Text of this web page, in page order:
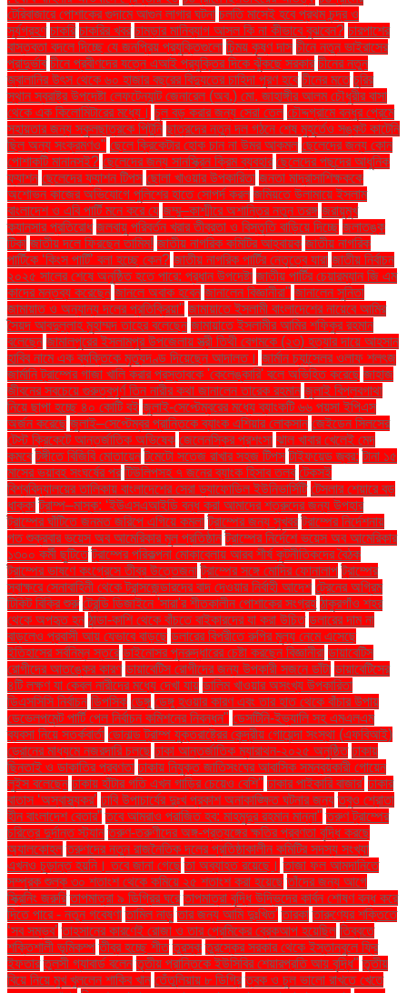
টেরিবাজারে পোশাকের গুদামে আগুন লাগার ঘটনা চলতি মাসেই হবে প্রথম চন্দ্র ও
সূর্যগ্রহণ চাকরি চাকরির খবর চামড়ার মানিব্যাগ আসল কি না কীভাবে বুঝবেন? চারপাশের
বাস্তবতা বদলে দিচ্ছে যে জনপ্রিয় প্রযুক্তিগুলো চিন্ময় কৃষ্ণ দাস চীনে নতুন ভাইরাসের
প্রাদুর্ভাব চীনে প্রবীণদের যত্নে এআই প্রযুক্তির দিকে ঝুঁকছে সরকার চীনের নতুন
জ্বালানির উৎস থেকে ৬০ হাজার বছরের বিদ্যুতের চাহিদা পূরণ হবে চীনের মতে চুরির
স্থান স্বরাষ্ট্র উপদেষ্টা লেফটেন্যান্ট জেনারেল (অব.) মো. জাহাঙ্গীর আলম চৌধুরীর বাসা
থেকে এক কিলোমিটারের মধ্যে। চুল বড় করার জন্য সেরা তেল চৌদ্দগ্রামে বন্ধুর প্রেমে
সহায়তার জন্য স্কুলছাত্রকে পিটুনি ছাত্রদের নতুন দল গঠনে শেষ মুহূর্তেও সঙ্কট কাটেনি
ছিল অন্য সংক্রমণও" ছেলে ক্রিকেটার হোক চান না উমর আকমল ছেলেদের জন্য কোন
পোশাকটি মানানসই? ছেলেদের জন্য সানস্ক্রিন ক্রিম ব্যবহার ছেলেদের পছন্দের আধুনিক
ফ্যাশন ছেলেদের ফ্যাশন টিপস ছোলা খাওয়ার উপকারিতা জনতা মাদ্রাসাশিক্ষককে
অশোভন কাজের অভিযোগে পুলিশের হাতে সোপর্দ করল জমিয়তে উলামায়ে ইসলাম
বাংলাদেশ ও এবি পার্টি মনে করে যে জম্মু–কাশ্মীরে অশান্তির নতুন তরঙ্গ জরায়ুমুখ
ক্যানসার প্রতিরোধ জলবায়ু পরিবর্তন খরার তীব্রতা ও বিস্তৃতি বাড়িয়ে দিচ্ছে জলাতঙ্ক
টিকা জাতীয় দলে ফিরছেন তামিম! জাতীয় নাগরিক কমিটির আহ্বায়ক জাতীয় নাগরিক
পার্টিকে ‘কিংস পার্টি’ বলা হচ্ছে কেন? জাতীয় নাগরিক পার্টির নেতৃত্বে যারা জাতীয় নির্বাচন
২০২৫ সালের শেষে অনুষ্ঠিত হতে পারে: প্রধান উপদেষ্টা জাতীয় পার্টির চেয়ারম্যান জি এম
কাদের মন্তব্য করেছেন জানলে অবাক হবেন জানালেন বিজ্ঞানীরা" জানালেন সুনিতা
জামায়াত ও অন্যান্য দলের প্রতিক্রিয়া'' জামায়াতে ইসলামী বাংলাদেশের নায়েবে আমির
সৈয়দ আবদুল্লাহ মুহাম্মদ তাহের বলেছেন জামায়াতে ইসলামীর আমির শফিকুর রহমান
বলেছেন জামালপুরের ইসলামপুর উপজেলায় স্ত্রী তিথী বেগমকে (২৩) হত্যার দায়ে আহসান
হাবিব নামে এক ব্যক্তিকে মৃত্যুদণ্ড দিয়েছেন আদালত। জার্মান চ্যান্সেলর ওলাফ শলৎজ
জার্মানি ট্রাম্পের গাজা খালি করার প্রস্তাবকে 'কেলেঙ্কারি' বলে অভিহিত করেছে জাহাজ
জীবনের সবচেয়ে গুরুত্বপূর্ণ তিন নারীর কথা জানালেন তারেক রহমান জুলাই বিপ্লবগাথা
নিয়ে ছাপা হচ্ছে ৪০ কোটি বই জুলাই-সেপ্টেম্বরের মধ্যে ব্যাংকটি ৬৬ পয়সা ইপিএস
অর্জন করেছে জুলাই–সেপ্টেম্বর প্রান্তিকে ব্যাংক এশিয়ার লোকসান জেইডেন সিলসের
টেস্ট ক্রিকেটে আন্তর্জাতিক অভিষেক জেলেনস্কির প্রশংসা ঝাল খাবার খেলেই মেদ
কমবে টঙ্গীতে বিজিবি মোতায়েন টমেটো সতেজ রাখার সহজ টিপস টাইফয়েড জ্বর: টানা ১৫
মাসের ভয়াবহ সংঘর্ষের পর টিউলিপসহ ৭ জনের ব্যাংক হিসাব তলব টেকসই
বিশ্ববিদ্যালয়ের তালিকায় বাংলাদেশের সেরা ড্যাফোডিল ইউনিভার্সিটি টেসলার শেয়ারে বড়
ধাক্কা ট্রাম্প–মাস্ক: ‘ইউএসএআইডি বন্ধ করা আমাদের শত্রুদের জন্য উপহার
ট্রাম্পের ঘাঁটিতে জনমত জরিপে এগিয়ে কমলা ট্রাম্পের জন্য সুখবর ট্রাম্পের নির্দেশনায়
গত শুক্রবার ভয়েস অব আমেরিকার মূল প্রতিষ্ঠান ট্রাম্পের নির্দেশে ভয়েস অব আমেরিকার
১৩০০ কর্মী ছুটিতে ট্রাম্পের পরিকল্পনা মোকাবেলায় আরব শীর্ষ কূটনীতিকদের বৈঠক
ট্রাম্পের ভাষণে কংগ্রেসে তীব্র উত্তেজনা ট্রাম্পের সঙ্গে মোদির ফোনালাপ ট্রাম্পের
স্বাক্ষরে সেনাবাহিনী থেকে ট্রান্সজেন্ডারদের বাদ দেওয়ার নির্বাহী আদেশ ট্রেনের অগ্রিম
টিকিট বিক্রি শুরু ট্রেন্ডি ডিজাইনে 'সারা'র শীতকালীন পোশাকের সংগ্রহ ঠাকুরগাঁও শহর
থেকে অপহৃত হন ঠান্ডা-কাশি থেকে বাঁচতে বাইকারদের যা করা উচিত ডলারের দাম না
বাড়লেও প্রবাসী আয় যেভাবে বাড়ছে ডলারের বিপরীতে রুপির মূল্য নেমে এসেছে
ইতিহাসের সর্বনিম্ন স্তরে ডাইনোসর পুনরুদ্ধারের চেষ্টা করছেন বিজ্ঞানীরা ডায়াবেটিস
রোগীদের আতঙ্কের কারণ ডায়াবেটিস রোগীদের জন্য উপকারী সজনে ডাঁটা ডায়াবেটিসের
৪টি লক্ষণ যা কেবল নারীদের মধ্যে দেখা যায় ডালিম খাওয়ার অসংখ্য উপকারিতা
ডিএসসিসি নির্বাচন ডিপসিক ডেঙ্গু ডেঙ্গু হওয়ার কারণ এবং তার হাত থেকে বাঁচার উপায়
ডেভেলপমেন্ট পার্টি পেল নির্বাচন কমিশনের নিবন্ধন" ডেসটিনি-ইভ্যালি সহ এমএলএম
ব্যবসা নিয়ে সতর্কবার্তা ডোনাল্ড ট্রাম্প যুক্তরাষ্ট্রের কেন্দ্রীয় গোয়েন্দা সংস্থা (এফবিআই)
ড্রোনের মাধ্যমে নজরদারি চলছে ঢাকা আন্তর্জাতিক ম্যারাথন-২০২৫ অনুষ্ঠিত ঢাকায়
ছিনতাই ও ডাকাতির প্রবণতা ঢাকায় নিযুক্ত জাতিসংঘের আবাসিক সমন্বয়কারী গোয়েন
লুইস বলেছেন ঢাকায় হাঁটার গতি এখন গাড়ির চেয়েও বেশি'' ঢাকার পাইকারি বাজার' ঢাকার
বাতাস ‘অস্বাস্থ্যকর’ ঢাবি উপাচার্যের দুঃখ প্রকাশ অনাকাঙ্ক্ষিত ঘটনার জন্য তবুও শ্রোতা
হীন বাংলাদেশ বেতার” তবে আমরাও পরাজিত হব: মাহমুদুর রহমান মান্না" তরুণ ট্রাম্পের
চরিত্রে দুর্দান্ত স্ট্যান তরুণ-তরুণীদের অঙ্গ-প্রত্যঙ্গের ক্ষতির প্রবণতা বৃদ্ধি করছে
অ্যালকোহল তরুণদের নতুন রাজনৈতিক দলের প্রতিষ্ঠাকালীন কমিটির সদস্য সংখ্যা
এখনও চূড়ান্ত হয়নি। তবে জানা গেছে তা অব্যাহত রয়েছে। তাজা ফল আমদানিতে
সম্পূরক শুল্ক ৩০ শতাংশ থেকে কমিয়ে ২৫ শতাংশ করা হয়েছে তাঁদের জন্য আগে
স্ক্রিনিং জরুরি তাপমাত্রা ৯ ডিগ্রির ঘরে তাপমাত্রা বৃদ্ধি উদ্ভিদের কার্বন শোষণ বন্ধ করে
দিতে পারে - নতুন গবেষণা তামিল নাড়ু তার জন্য আমি দুঃখিত' তারকা তারুণ্যের শক্তিতে
‘সব সম্ভব’ তাহসানের কারণেই রোজা ও তার প্রেমিকের ব্রেকআপ হয়েছিল তিব্বতে
শক্তিশালী ভূমিকম্প তীব্র হচ্ছে শীত তুরস্ক তুরস্কের সরকার থেকে ইস্তানবুলে ফ্রি
ইফতার তুলসী গ্যাবার্ড বলেন তৃতীয় প্রান্তিকে ইউসিবির শেয়ারপ্রতি আয় বৃদ্ধি" তৃতীয়
বিয়ে নিয়ে মুখ খুললেন শাকিব খান তেঁতুলিয়ায় ৮ ডিগ্রি ত্বক ও চুল ভালো রাখতে খেতে